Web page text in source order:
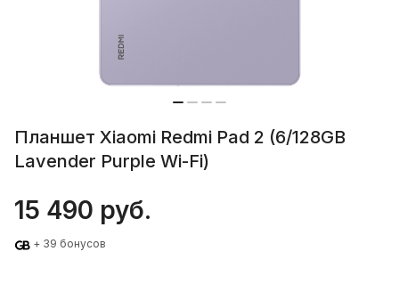
Планшет Xiaomi Redmi Pad 2 (6/128GB
Lavender Purple Wi-Fi)
15 490 руб.
+ 39 бонусов